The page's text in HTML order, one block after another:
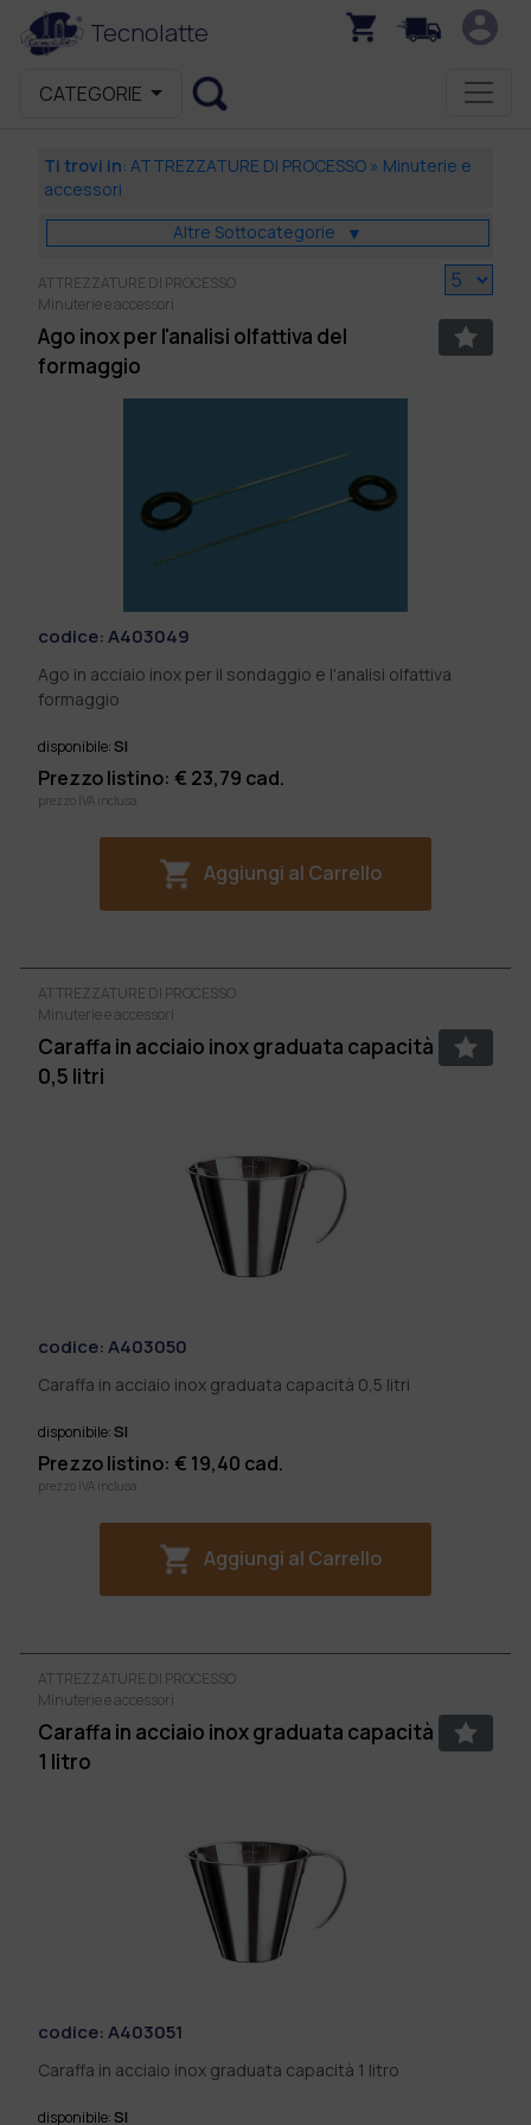
Tecnolatte
CATEGORIE
Ti trovi in: ATTREZZATURE DI PROCESSO» Minuterie e
accessori
Altre Sottocategorie ▼
ATTREZZATURE DI PROCESSO
Minuterie e accessori
Ago inox per l'analisi olfattiva del
formaggio
codice:A403049
Ago in acciaio inox per il sondaggio e l'analisi olfattiva
formaggio
disponibile:SI
Prezzo listino: € 23,79 cad.
prezzo IVA inclusa
Aggiungi al Carrello
ATTREZZATURE DI PROCESSO
Minuterie e accessori
Caraffa in acciaio inox graduata capacità
0,5 litri
codice:A403050
Caraffa in acciaio inox graduata capacità 0,5 litri
disponibile:SI
Prezzo listino: € 19,40 cad.
prezzo IVA inclusa
Aggiungi al Carrello
ATTREZZATURE DI PROCESSO
Minuterie e accessori
Caraffa in acciaio inox graduata capacità
1 litro
codice:A403051
Caraffa in acciaio inox graduata capacità 1 litro
disponibile:SI